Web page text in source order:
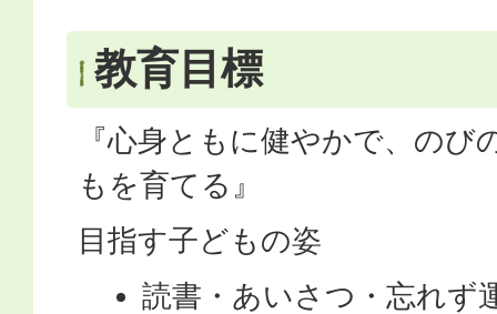
教育目標
『心身ともに健やかで、のび
もを育てる』
目指す子どもの姿
読書・あいさつ・忘れず